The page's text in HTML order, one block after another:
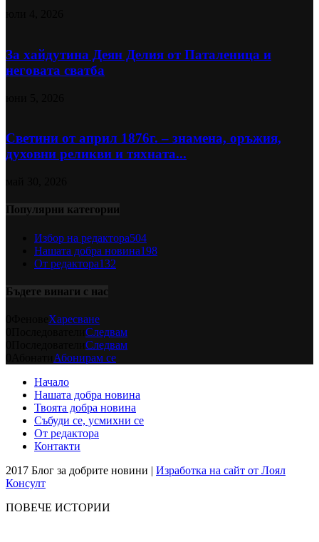
За хайдутина Деян Делия от Паталеница и
неговата сватба
Светини от април 1876г. – знамена, оръжия,
духовни реликви и тяхната...
Популярни категории
Избор на редактора504
Нашата добра новина198
От редактора132
Бъдете винаги с нас
Харесване
Следвам
Следвам
Абонирам се
Начало
Нашата добра новина
Твоята добра новина
Събуди се, усмихни се
От редактора
Контакти
2017 Блог за добрите новини | Изработка на сайт от Лоял
Консулт
ПОВЕЧЕ ИСТОРИИ